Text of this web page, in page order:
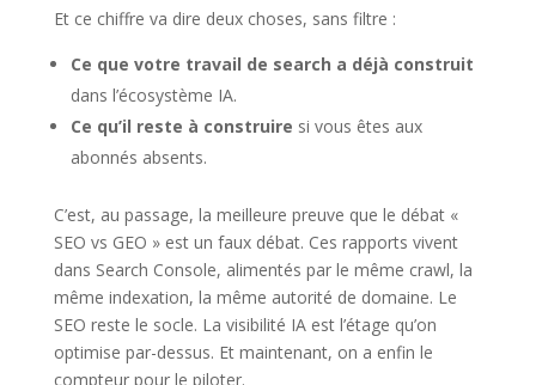
Et ce chiffre va dire deux choses, sans filtre :
Ce que votre travail de search a déjà construit
dans l’écosystème IA.
Ce qu’il reste à construire si vous êtes aux
abonnés absents.
C’est, au passage, la meilleure preuve que le débat «
SEO vs GEO » est un faux débat. Ces rapports vivent
dans Search Console, alimentés par le même crawl, la
même indexation, la même autorité de domaine. Le
SEO reste le socle. La visibilité IA est l’étage qu’on
optimise par-dessus. Et maintenant, on a enfin le
compteur pour le piloter.